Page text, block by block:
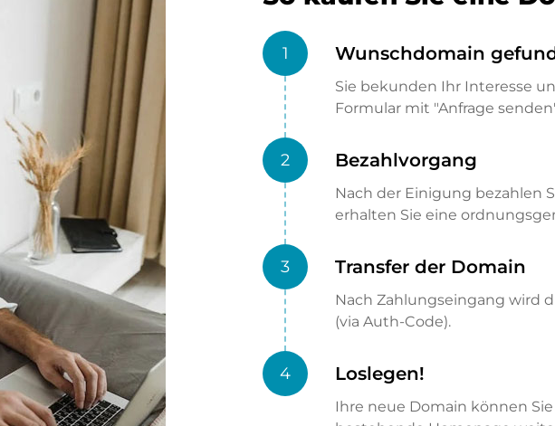
1 Wunschdomain
Sie bekunden Ihr Interesse
Formular mit "Anfrage
2 Bezahlvorgang
Nach der Einigung bezahlen
erhalten Sie eine
3 Transfer der Domain
Nach Zahlungseingang wird
(via Auth-Code).
4 Loslegen!
Ihre neue Domain können